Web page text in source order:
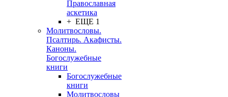
Православная
аскетика
+ ЕЩЕ 1
Молитвословы.
Псалтирь. Акафисты.
Каноны.
Богослужебные
книги
Богослужебные
книги
Молитвословы